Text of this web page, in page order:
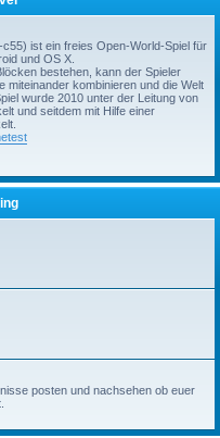
ist ein freies Open-World-Spiel für
und OS X.
bestehen, kann der Spieler
miteinander kombinieren und die Welt
wurde 2010 unter der Leitung von
und seitdem mit Hilfe einer
posten und nachsehen ob euer